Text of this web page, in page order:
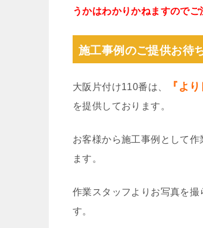
うかはわかりかねますのでご
施工事例のご提供お待
大阪片付け110番は、 『よ
を提供しております。
お客様から施工事例として
ます。
作業スタッフよりお写真を
す。